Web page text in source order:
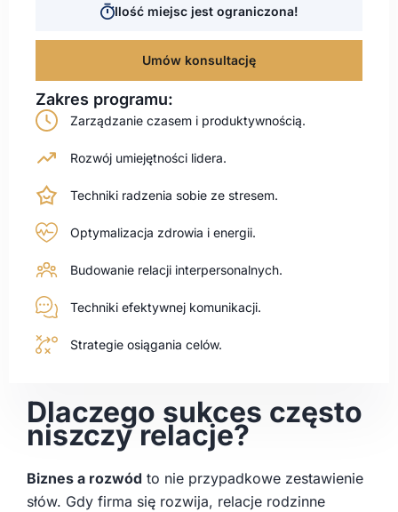
Dlaczego sukces często
niszczy relacje?
Biznes a rozwód to nie przypadkowe zestawienie
słów. Gdy firma się rozwija, relacje rodzinne
Ilość miejsc jest ograniczona!
Umów konsultację
Zakres programu:
Zarządzanie czasem i produktywnością.
Rozwój umiejętności lidera.
Techniki radzenia sobie ze stresem.
Optymalizacja zdrowia i energii.
Budowanie relacji interpersonalnych.
Techniki efektywnej komunikacji.
Strategie osiągania celów.